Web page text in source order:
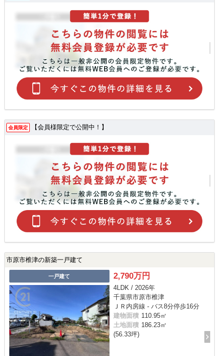
会員限定 【会員様限定で公開中！】
市原市椎津の新築一戸建て
一戸建て 2,790万円
4LDK / 2026年
千葉県市原市椎津
ＪＲ内房線 - バス8分停歩16分
建物面積 110.95㎡
土地面積 186.23㎡
(56.33坪)